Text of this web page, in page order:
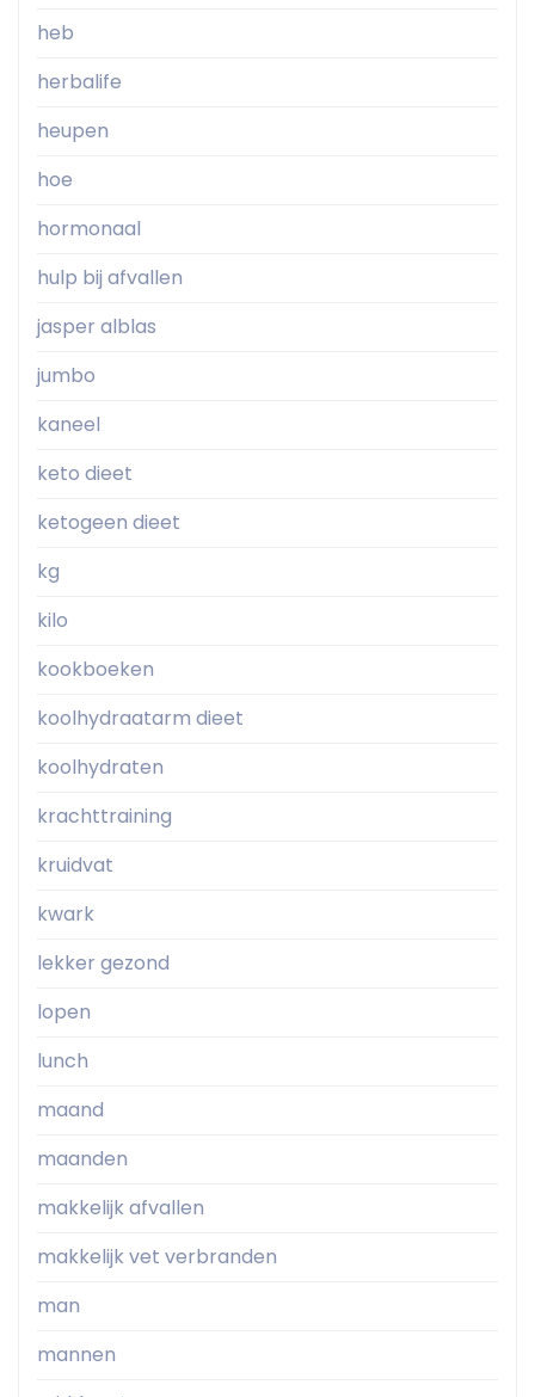
heb
herbalife
heupen
hoe
hormonaal
hulp bij afvallen
jasper alblas
jumbo
kaneel
keto dieet
ketogeen dieet
kg
kilo
kookboeken
koolhydraatarm dieet
koolhydraten
krachttraining
kruidvat
kwark
lekker gezond
lopen
lunch
maand
maanden
makkelijk afvallen
makkelijk vet verbranden
man
mannen